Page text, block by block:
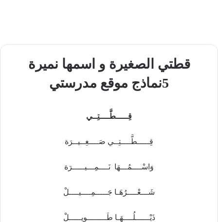
قطتي الصغيرة و اسمها نميرة
5نماذج موقع مدرستي
ﻗِـــــﻄَّــــﺘِــﻲ
ﻗِـــــﻄَّــــﺘِــﻲ ﺻَــــﻐِــﻴــﺮَة
ﻭَﺍﺳْــــﻤُـــﻬَﺎ ﻧَــــﻤِـــﻴـــــﺮَة
ﺷَـــﻌْــــﺮُﻫَـﺎ ﺟَـــــﻤِــــﻴــــﻞْ
ﺫَﻳْــــــﻠُــــﻬَـﺎ ﻃَــــــــﻮِﻳـــــﻞْ